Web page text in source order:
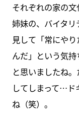
それぞれの家の
姉妹の、バイタ
見して「常にや
んだ」という気
と思いましたね
してしまって…ド
ね（笑）。